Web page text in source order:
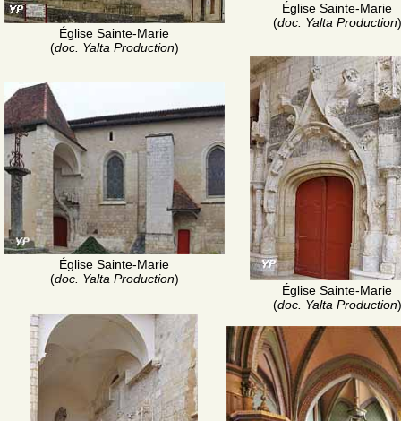
Église Sainte-Marie
(doc. Yalta Production)
Église Sainte-Marie
(doc. Yalta Production)
Église Sainte-Marie
(doc. Yalta Production)
Église Sainte-Marie
(doc. Yalta Production)